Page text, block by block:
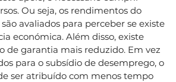
Ou seja, os rendimentos do
avaliados para perceber se existe
económica. Além disso, existe
de garantia mais reduzido. Em vez
para o subsídio de desemprego, o
ser atribuído com menos tempo